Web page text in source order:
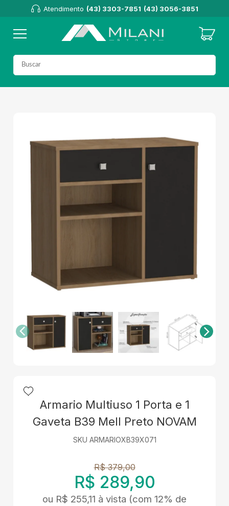
Atendimento (43) 3303-7851 (43) 3056-3851
Armario Multiuso 1 Porta e 1
Gaveta B39 Mell Preto NOVAM
SKU ARMARIOXB39X071
R$ 379,00
R$ 289,90
ou R$ 255,11 à vista (com 12% de